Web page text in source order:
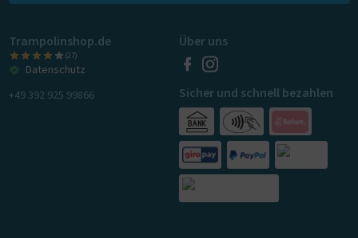
Trampolinshop.de
(27)
Datenschutz
+49 392 925 99866
Über uns
Sicher und schnell bezahlen